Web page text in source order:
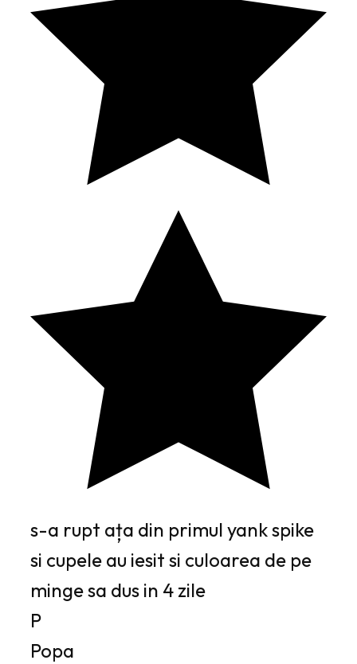
s-a rupt ața din primul yank spike
si cupele au iesit si culoarea de pe
minge sa dus in 4 zile
P
Popa